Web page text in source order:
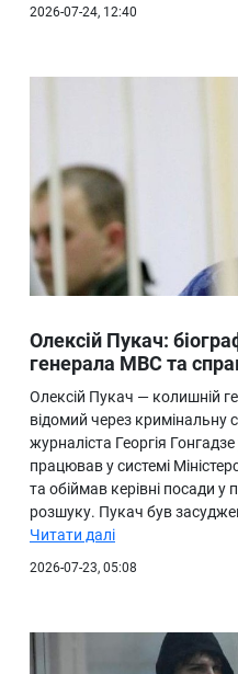
2026-07-24, 12:40
Олексій Пукач:
генерала МВС та
Олексій Пукач — колишній
відомий через кримінальну
журналіста Георгія
працював у системі
та обіймав керівні посади у
розшуку. Пукач був
Читати далі
2026-07-23, 05:08